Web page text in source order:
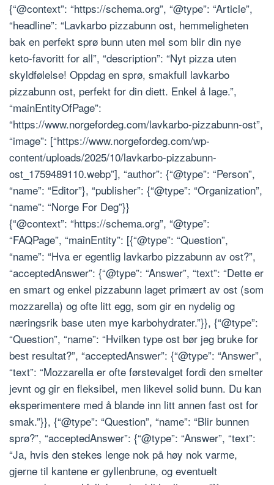
{“@context”: “https://schema.org”, “@type”: “Article”,
“headline”: “Lavkarbo pizzabunn ost, hemmeligheten
bak en perfekt sprø bunn uten mel som blir din nye
keto-favoritt for all”, “description”: “Nyt pizza uten
skyldfølelse! Oppdag en sprø, smakfull lavkarbo
pizzabunn ost, perfekt for din diett. Enkel å lage.”,
“mainEntityOfPage”:
“https://www.norgefordeg.com/lavkarbo-pizzabunn-ost”,
“image”: [“https://www.norgefordeg.com/wp-
content/uploads/2025/10/lavkarbo-pizzabunn-
ost_1759489110.webp”], “author”: {“@type”: “Person”,
“name”: “Editor”}, “publisher”: {“@type”: “Organization”,
“name”: “Norge For Deg”}}
{“@context”: “https://schema.org”, “@type”:
“FAQPage”, “mainEntity”: [{“@type”: “Question”,
“name”: “Hva er egentlig lavkarbo pizzabunn av ost?”,
“acceptedAnswer”: {“@type”: “Answer”, “text”: “Dette er
en smart og enkel pizzabunn laget primært av ost (som
mozzarella) og ofte litt egg, som gir en nydelig og
næringsrik base uten mye karbohydrater.”}}, {“@type”:
“Question”, “name”: “Hvilken type ost bør jeg bruke for
best resultat?”, “acceptedAnswer”: {“@type”: “Answer”,
“text”: “Mozzarella er ofte førstevalget fordi den smelter
jevnt og gir en fleksibel, men likevel solid bunn. Du kan
eksperimentere med å blande inn litt annen fast ost for
smak.”}}, {“@type”: “Question”, “name”: “Blir bunnen
sprø?”, “acceptedAnswer”: {“@type”: “Answer”, “text”:
“Ja, hvis den stekes lenge nok på høy nok varme,
gjerne til kantene er gyllenbrune, og eventuelt